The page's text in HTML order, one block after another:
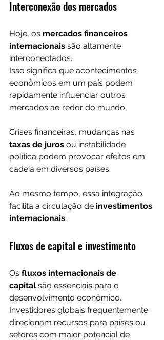
Interconexão dos mercados
Hoje, os mercados financeiros
internacionais são altamente
interconectados.
Isso significa que acontecimentos
econômicos em um país podem
rapidamente influenciar outros
mercados ao redor do mundo.
Crises financeiras, mudanças nas
taxas de juros ou instabilidade
política podem provocar efeitos em
cadeia em diversos países.
Ao mesmo tempo, essa integração
facilita a circulação de investimentos
internacionais.
Fluxos de capital e investimento
Os fluxos internacionais de
capital são essenciais para o
desenvolvimento econômico.
Investidores globais frequentemente
direcionam recursos para países ou
setores com maior potencial de